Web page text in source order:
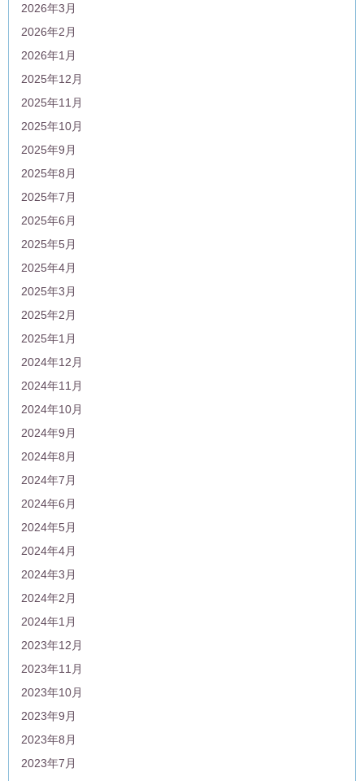
2026年3月
2026年2月
2026年1月
2025年12月
2025年11月
2025年10月
2025年9月
2025年8月
2025年7月
2025年6月
2025年5月
2025年4月
2025年3月
2025年2月
2025年1月
2024年12月
2024年11月
2024年10月
2024年9月
2024年8月
2024年7月
2024年6月
2024年5月
2024年4月
2024年3月
2024年2月
2024年1月
2023年12月
2023年11月
2023年10月
2023年9月
2023年8月
2023年7月